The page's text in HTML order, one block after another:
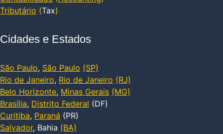
Tributário (Tax)
Cidades e Estados
São Paulo, São Paulo (SP)
Rio de Janeiro, Rio de Janeiro (RJ)
Belo Horizonte, Minas Gerais (MG)
Brasília, Distrito Federal (DF)
Curitiba, Paraná (PR)
Salvador, Bahia (BA)